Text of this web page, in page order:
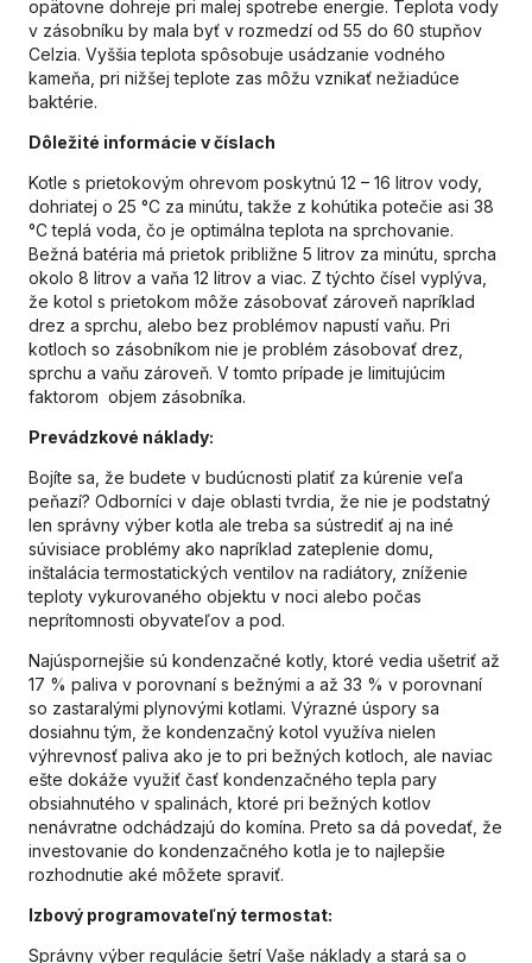
opätovne dohreje pri malej spotrebe energie. Teplota vody
v zásobníku by mala byť v rozmedzí od 55 do 60 stupňov
Celzia. Vyššia teplota spôsobuje usádzanie vodného
kameňa, pri nižšej teplote zas môžu vznikať nežiadúce
baktérie.
Dôležité informácie v číslach
Kotle s prietokovým ohrevom poskytnú 12 – 16 litrov vody,
dohriatej o 25 °C za minútu, takže z kohútika potečie asi 38
°C teplá voda, čo je optimálna teplota na sprchovanie.
Bežná batéria má prietok približne 5 litrov za minútu, sprcha
okolo 8 litrov a vaňa 12 litrov a viac. Z týchto čísel vyplýva,
že kotol s prietokom môže zásobovať zároveň napríklad
drez a sprchu, alebo bez problémov napustí vaňu. Pri
kotloch so zásobníkom nie je problém zásobovať drez,
sprchu a vaňu zároveň. V tomto prípade je limitujúcim
faktorom objem zásobníka.
Prevádzkové náklady:
Bojíte sa, že budete v budúcnosti platiť za kúrenie veľa
peňazí? Odborníci v daje oblasti tvrdia, že nie je podstatný
len správny výber kotla ale treba sa sústrediť aj na iné
súvisiace problémy ako napríklad zateplenie domu,
inštalácia termostatických ventilov na radiátory, zníženie
teploty vykurovaného objektu v noci alebo počas
neprítomnosti obyvateľov a pod.
Najúspornejšie sú kondenzačné kotly, ktoré vedia ušetriť až
17 % paliva v porovnaní s bežnými a až 33 % v porovnaní
so zastaralými plynovými kotlami. Výrazné úspory sa
dosiahnu tým, že kondenzačný kotol využíva nielen
výhrevnosť paliva ako je to pri bežných kotloch, ale naviac
ešte dokáže využiť časť kondenzačného tepla pary
obsiahnutého v spalinách, ktoré pri bežných kotlov
nenávratne odchádzajú do komína. Preto sa dá povedať, že
investovanie do kondenzačného kotla je to najlepšie
rozhodnutie aké môžete spraviť.
Izbový programovateľný termostat:
Správny výber regulácie šetrí Vaše náklady a stará sa o